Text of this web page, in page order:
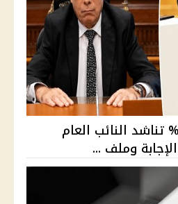
أسرة ريم طالبة الـ4% تناشد النائب العام
وملف ...